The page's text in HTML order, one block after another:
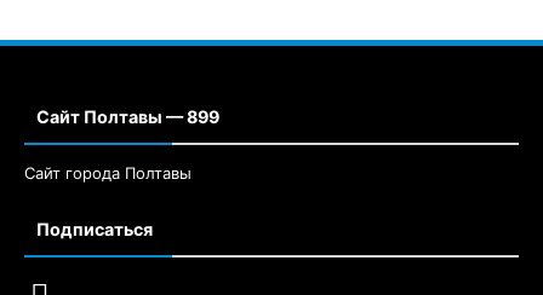
Сайт Полтавы — 899
Сайт города Полтавы
Подписаться